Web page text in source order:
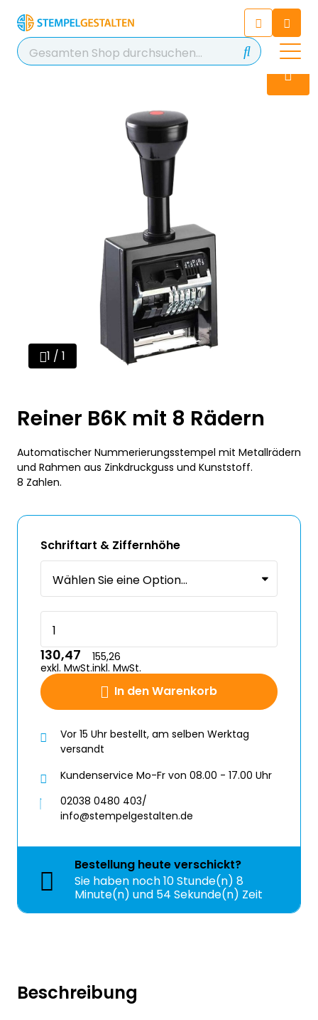
Chatten Sie 24/7 mit unserem
hilfreichen Chatbot
Kontakt
+49 2038 0480 403
Beschreibung
1 / 1
Reiner B6K mit 8 Rädern
Automatischer Nummerierungsstempel mit Metallrädern
und Rahmen aus Zinkdruckguss und Kunststoff.
8 Zahlen.
Schriftart & Ziffernhöhe
In den Warenkorb
130,47
exkl. MwSt.
155,26
inkl. MwSt.
Vor 15 Uhr bestellt, am selben Werktag
versandt
Kundenservice Mo-Fr von 08.00 - 17.00 Uhr
02038 0480 403/
info@stempelgestalten.de
Bestellung heuteverschickt?
Sie haben noch10 Stunde(n) 8
Minute(n) und 54 Sekunde(n) Zeit